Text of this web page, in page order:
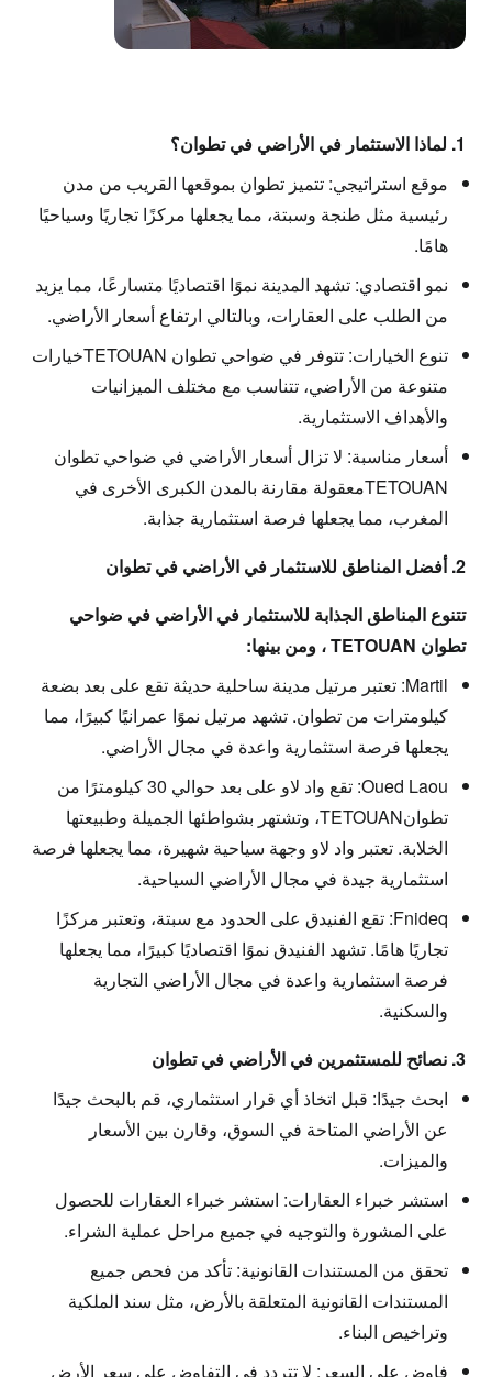
1. لماذا الاستثمار في الأراضي في تطوان؟
موقع استراتيجي: تتميز تطوان بموقعها القريب من مدن
رئيسية مثل طنجة وسبتة، مما يجعلها مركزًا تجاريًا وسياحيًا
هامًا.
نمو اقتصادي: تشهد المدينة نموًا اقتصاديًا متسارعًا، مما يزيد
من الطلب على العقارات، وبالتالي ارتفاع أسعار الأراضي.
تنوع الخيارات:
تتوفر في ضواحي تطوان TETOUANخيارات
متنوعة من الأراضي، تتناسب مع مختلف الميزانيات
والأهداف الاستثمارية.
أسعار مناسبة: لا تزال أسعار الأراضي في ضواحي تطوان
TETOUANمعقولة مقارنة بالمدن الكبرى الأخرى في
المغرب، مما يجعلها فرصة استثمارية جذابة.
2. أفضل المناطق للاستثمار في الأراضي في تطوان
تتنوع المناطق الجذابة للاستثمار في الأراضي في ضواحي
تطوان TETOUAN ، ومن بينها:
Martil: تعتبر مرتيل مدينة ساحلية حديثة تقع على بعد بضعة
كيلومترات من تطوان. تشهد مرتيل نموًا عمرانيًا كبيرًا، مما
يجعلها فرصة استثمارية واعدة في مجال الأراضي.
Oued Laou:
تقع واد لاو على بعد حوالي 30 كيلومترًا من
تطوانTETOUAN، وتشتهر بشواطئها الجميلة وطبيعتها
الخلابة. تعتبر واد لاو وجهة سياحية شهيرة، مما يجعلها فرصة
استثمارية جيدة في مجال الأراضي السياحية.
Fnideq: تقع الفنيدق على الحدود مع سبتة، وتعتبر مركزًا
تجاريًا هامًا. تشهد الفنيدق نموًا اقتصاديًا كبيرًا، مما يجعلها
فرصة استثمارية واعدة في مجال الأراضي التجارية
والسكنية.
3. نصائح للمستثمرين في الأراضي في تطوان
ابحث جيدًا: قبل اتخاذ أي قرار استثماري، قم بالبحث جيدًا
عن الأراضي المتاحة في السوق، وقارن بين الأسعار
والميزات.
استشر خبراء العقارات: استشر خبراء العقارات للحصول
على المشورة والتوجيه في جميع مراحل عملية الشراء.
تحقق من المستندات القانونية: تأكد من فحص جميع
المستندات القانونية المتعلقة بالأرض، مثل سند الملكية
وتراخيص البناء.
فاوض على السعر: لا تتردد في التفاوض على سعر الأرض